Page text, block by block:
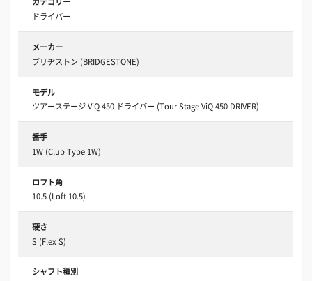
ドライバー
メーカー
ブリヂストン (BRIDGESTONE)
モデル
ツアーステージ ViQ 450 ドライバー (Tour Stage ViQ 450 DRIVER)
番手
1W (Club Type 1W)
ロフト角
10.5 (Loft 10.5)
硬さ
S (Flex S)
シャフト種別